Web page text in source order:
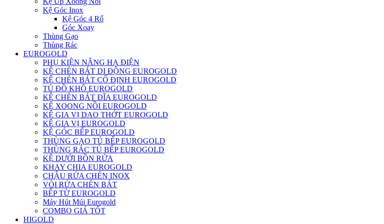
Kệ Góc Inox
Kệ Góc 4 Rổ
Góc Xoay
Thùng Gạo
Thùng Rác
EUROGOLD
PHỤ KIỆN NÂNG HẠ ĐIỆN
KỆ CHÉN BÁT DI ĐỘNG EUROGOLD
KỆ CHÉN BÁT CỐ ĐỊNH EUROGOLD
TỦ ĐỒ KHÔ EUROGOLD
KỆ CHÉN BÁT ĐĨA EUROGOLD
KỆ XOONG NỒI EUROGOLD
KỆ GIA VỊ DAO THỚT EUROGOLD
KỆ GIA VỊ EUROGOLD
KỆ GÓC BẾP EUROGOLD
THÙNG GẠO TỦ BẾP EUROGOLD
THÙNG RÁC TỦ BẾP EUROGOLD
KỆ DƯỚI BỒN RỬA
KHAY CHIA EUROGOLD
CHẬU RỬA CHÉN INOX
VÒI RỬA CHÉN BÁT
BẾP TỪ EUROGOLD
Máy Hút Múi Eurogold
COMBO GIÁ TỐT
HIGOLD